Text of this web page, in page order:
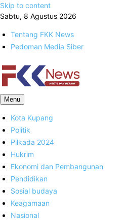
Skip to content
Sabtu, 8 Agustus 2026
Tentang FKK News
Pedoman Media Siber
FKK News
Menu
Kota Kupang
Politik
Pilkada 2024
Hukrim
Ekonomi dan Pembangunan
Pendidikan
Sosial budaya
Keagamaan
Nasional